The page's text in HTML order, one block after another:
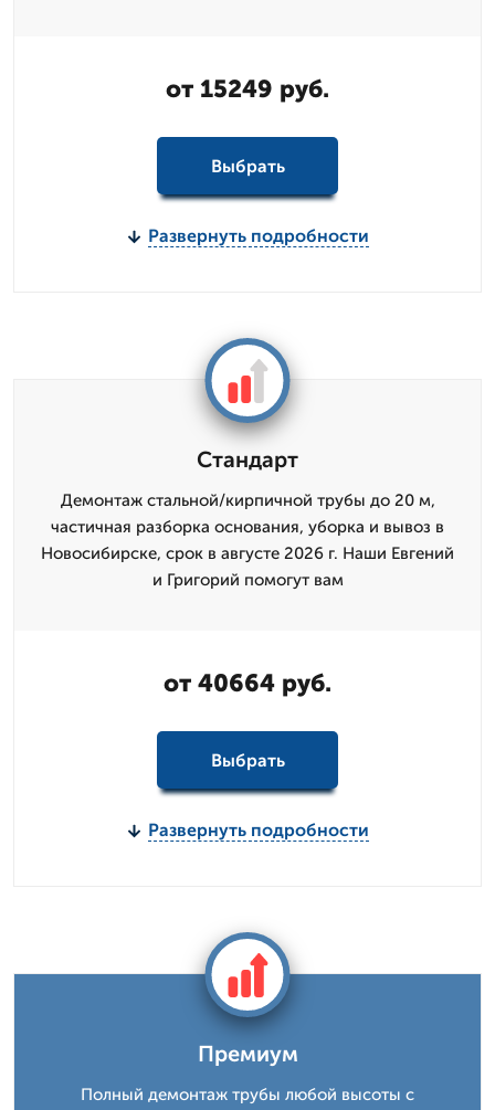
от 15249 руб.
Выбрать
Развернуть подробности
Стандарт
Демонтаж стальной/кирпичной трубы до 20 м,
частичная разборка основания, уборка и вывоз в
Новосибирске, срок в августе 2026 г. Наши Евгений
и Григорий помогут вам
от 40664 руб.
Выбрать
Развернуть подробности
Премиум
Полный демонтаж трубы любой высоты с